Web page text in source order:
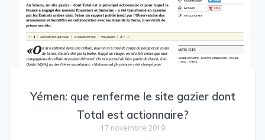
Yémen: que renferme le site gazier dont
Total est actionnaire?
17 novembre 2019